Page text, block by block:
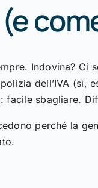
Indovina? Ci
dell’IVA (sì,
facile sbagliare.
perché la